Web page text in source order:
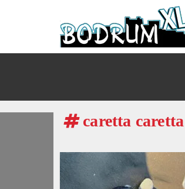
caretta caretta